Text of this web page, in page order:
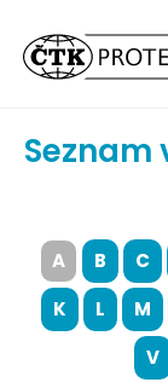
A B C
K
L M
V